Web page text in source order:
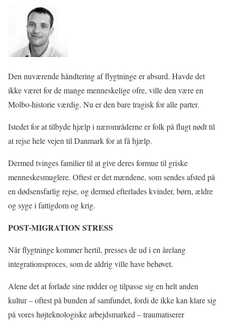
Den nuværende håndtering af flygtninge er absurd. Havde det
ikke været for de mange menneskelige ofre, ville den være en
Molbo-historie værdig. Nu er den bare tragisk for alle parter.
Istedet for at tilbyde hjælp i nærområderne er folk på flugt nødt til
at rejse hele vejen til Danmark for at få hjælp.
Dermed tvinges familier til at give deres formue til griske
menneskesmuglere. Oftest er det mændene, som sendes afsted på
en dødsensfarlig rejse, og dermed efterlades kvinder, børn, ældre
og syge i fattigdom og krig.
POST-MIGRATION STRESS
Når flygtninge kommer hertil, presses de ud i en årelang
integrationsproces, som de aldrig ville have behøvet.
Alene det at forlade sine rødder og tilpasse sig en helt anden
kultur – oftest på bunden af samfundet, fordi de ikke kan klare sig
på vores højteknologiske arbejdsmarked – traumatiserer